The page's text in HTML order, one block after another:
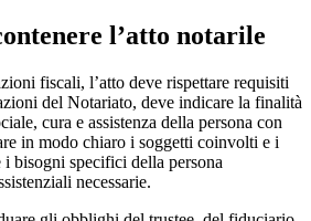
l’atto notarile
fiscali, l’atto deve rispettare requisiti
del Notariato, deve indicare la finalità
cura e assistenza della persona con
in modo chiaro i soggetti coinvolti e i
bisogni specifici della persona
necessarie.